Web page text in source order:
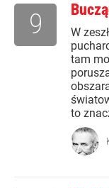
W
tam
to
9